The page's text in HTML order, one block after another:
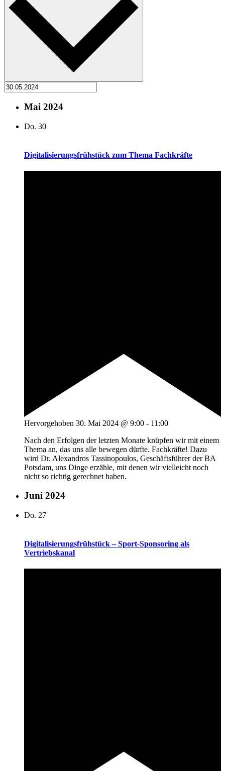
Mai 2024
Do. 30
Digitalisierungsfrühstück zum Thema Fachkräfte
Hervorgehoben 30. Mai 2024 @ 9:00 - 11:00
Nach den Erfolgen der letzten Monate knüpfen wir mit einem
Thema an, das uns alle bewegen dürfte. Fachkräfte! Dazu
wird Dr. Alexandros Tassinopoulos, Geschäftsführer der BA
Potsdam, uns Dinge erzähle, mit denen wir vielleicht noch
nicht so richtig gerechnet haben.
Juni 2024
Do. 27
Digitalisierungsfrühstück – Sport-Sponsoring als
Vertriebskanal